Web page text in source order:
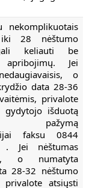
nekomplikuotais
iki 28 nėštumo
keliauti be
apribojimų. Jei
o
data 28-36
privalote
išduotą
pažymą
faksu 0844
Jei nėštumas
o numatyta
28-32 nėštumo
atsiųsti